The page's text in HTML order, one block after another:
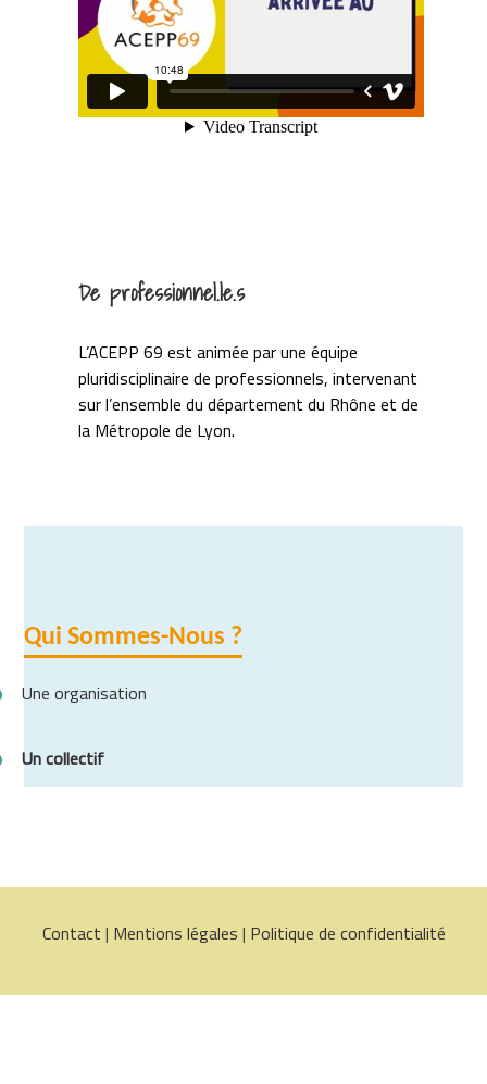
De professionnel.le.s
L’ACEPP 69 est animée par une équipe
pluridisciplinaire de professionnels, intervenant
sur l’ensemble du département du Rhône et de
la Métropole de Lyon.
Qui Sommes-Nous ?
Une organisation
Un collectif
Contact | Mentions légales | Politique de confidentialité